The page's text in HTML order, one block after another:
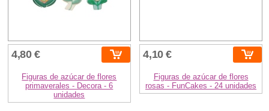
4,80 €
Figuras de azúcar de flores
primaverales - Decora - 6
unidades
4,10 €
Figuras de azúcar de flores
rosas - FunCakes - 24 unidades